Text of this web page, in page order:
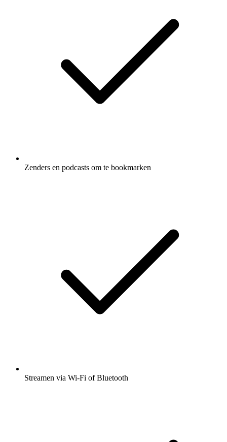
Zenders en podcasts om te bookmarken
Streamen via Wi-Fi of Bluetooth